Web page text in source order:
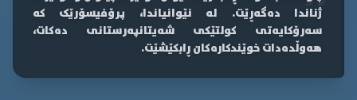
ژناندا دەگەڕێت. لە نێوانیاندا، پرۆفیسۆرێک کە
سەرۆکایەتی کولتێکی شەیتانپەرستانی دەکات،
هەوڵدەدات خوێندکارەکان ڕابکێشێت.